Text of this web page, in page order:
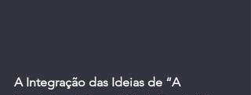
A Integração das Ideias de “A